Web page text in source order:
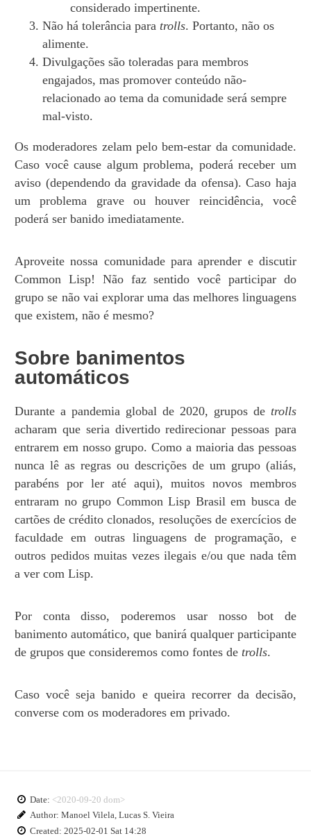
considerado impertinente.
Não há tolerância para trolls. Portanto, não os
alimente.
Divulgações são toleradas para membros
engajados, mas promover conteúdo não-
relacionado ao tema da comunidade será sempre
mal-visto.
Os moderadores zelam pelo bem-estar da comunidade.
Caso você cause algum problema, poderá receber um
aviso (dependendo da gravidade da ofensa). Caso haja
um problema grave ou houver reincidência, você
poderá ser banido imediatamente.
Aproveite nossa comunidade para aprender e discutir
Common Lisp! Não faz sentido você participar do
grupo se não vai explorar uma das melhores linguagens
que existem, não é mesmo?
Sobre banimentos
automáticos
Durante a pandemia global de 2020, grupos de trolls
acharam que seria divertido redirecionar pessoas para
entrarem em nosso grupo. Como a maioria das pessoas
nunca lê as regras ou descrições de um grupo (aliás,
parabéns por ler até aqui), muitos novos membros
entraram no grupo Common Lisp Brasil em busca de
cartões de crédito clonados, resoluções de exercícios de
faculdade em outras linguagens de programação, e
outros pedidos muitas vezes ilegais e/ou que nada têm
a ver com Lisp.
Por conta disso, poderemos usar nosso bot de
banimento automático, que banirá qualquer participante
de grupos que consideremos como fontes de trolls.
Caso você seja banido e queira recorrer da decisão,
converse com os moderadores em privado.
Date: <2020-09-20 dom>
Author: Manoel Vilela, Lucas S. Vieira
Created: 2025-02-01 Sat 14:28